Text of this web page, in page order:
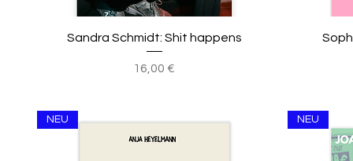
Sandra Schmidt: Shit happens
Preis
16,00 €
NEU NEU